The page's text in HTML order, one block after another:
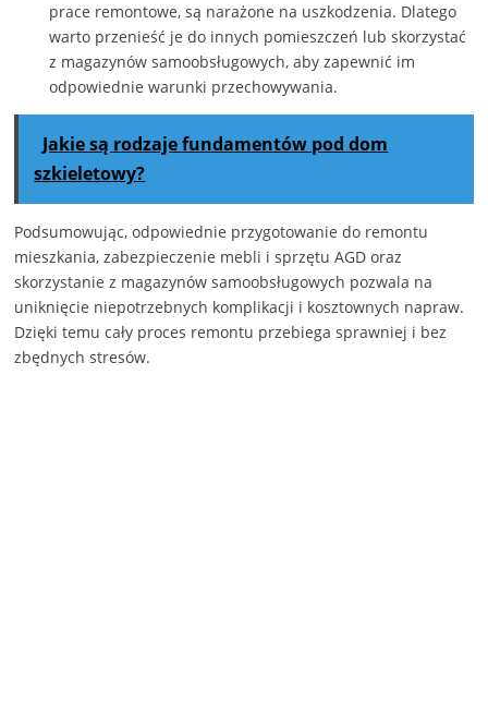
prace remontowe, są narażone na uszkodzenia. Dlatego
warto przenieść je do innych pomieszczeń lub skorzystać
z magazynów samoobsługowych, aby zapewnić im
odpowiednie warunki przechowywania.
Jakie są rodzaje fundamentów pod dom
szkieletowy?
Podsumowując, odpowiednie przygotowanie do remontu
mieszkania, zabezpieczenie mebli i sprzętu AGD oraz
skorzystanie z magazynów samoobsługowych pozwala na
uniknięcie niepotrzebnych komplikacji i kosztownych napraw.
Dzięki temu cały proces remontu przebiega sprawniej i bez
zbędnych stresów.